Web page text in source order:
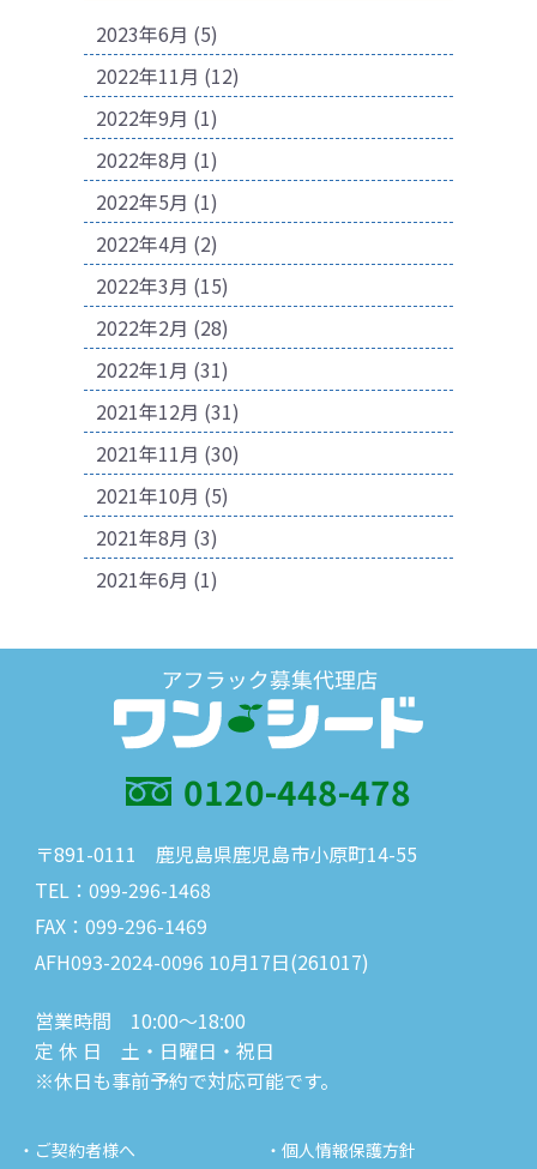
2023年6月 (5)
2022年11月 (12)
2022年9月 (1)
2022年8月 (1)
2022年5月 (1)
2022年4月 (2)
2022年3月 (15)
2022年2月 (28)
2022年1月 (31)
2021年12月 (31)
2021年11月 (30)
2021年10月 (5)
2021年8月 (3)
2021年6月 (1)
0120-448-478
〒891-0111 鹿児島県鹿児島市小原町14-55
TEL：099-296-1468
FAX：099-296-1469
AFH093-2024-0096 10月17日(261017)
営業時間 10:00～18:00
定 休 日 土・日曜日・祝日
※休日も事前予約で対応可能です。
・ご契約者様へ
・個人情報保護方針